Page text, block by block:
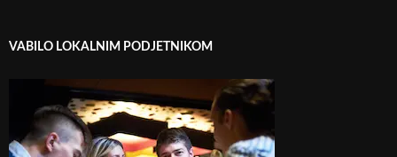
VABILO LOKALNIM PODJETNIKOM